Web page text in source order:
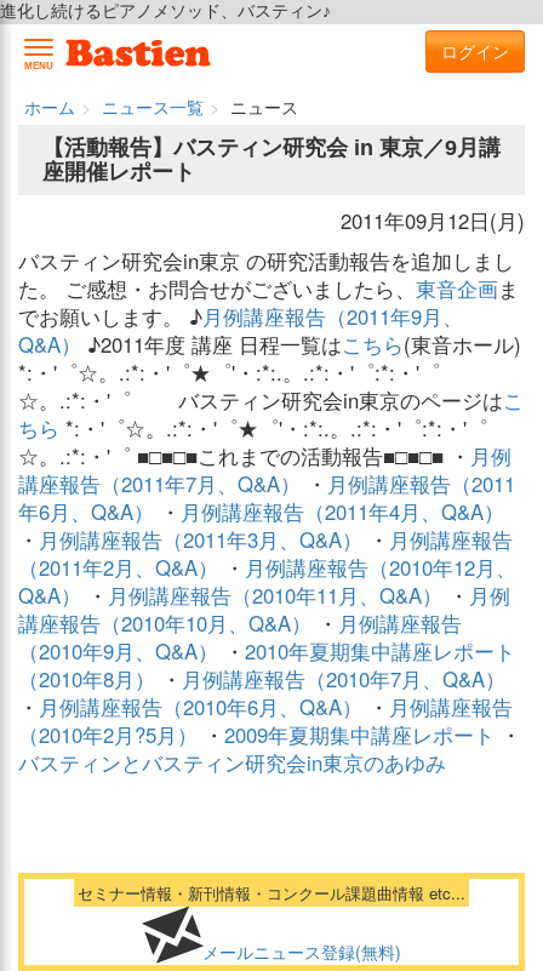
進化し続けるピアノメソッド、バスティン♪
MENU
ログイン
ホーム ニュース一覧
ニュース
【活動報告】バスティン研究会 in 東京／9月講
座開催レポート
2011年09月12日(月)
バスティン研究会in東京 の研究活動報告を追加しまし
た。 ご感想・お問合せがございましたら、 東音企画ま
でお願いします。 ♪月例講座報告（2011年9月、
Q&A）
♪2011年度 講座 日程一覧はこちら(東音ホール)
*:・'゜☆。.:*:・'゜★゜'・:*:.。.:*:・'゜:*:・'゜
☆。.:*:・'゜ バスティン研究会in東京のページはこ
ちら *:・'゜☆。.:*:・'゜★゜'・:*:.。.:*:・'゜:*:・'゜
☆。.:*:・'゜ ■□■□■これまでの活動報告■□■□■ ・ 月例
講座報告（2011年7月、Q&A）
・ 月例講座報告（2011
年6月、Q&A）
・ 月例講座報告（2011年4月、Q&A）
・ 月例講座報告（2011年3月、Q&A） ・ 月例講座報告
（2011年2月、Q&A）
・ 月例講座報告（2010年12月、
Q&A）
・ 月例講座報告（2010年11月、Q&A） ・ 月例
講座報告（2010年10月、Q&A）
・ 月例講座報告
（2010年9月、Q&A）
・ 2010年夏期集中講座レポート
（2010年8月）
・ 月例講座報告（2010年7月、Q&A）
・ 月例講座報告（2010年6月、Q&A） ・ 月例講座報告
（2010年2月?5月）
・ 2009年夏期集中講座レポート
・
バスティンとバスティン研究会in東京のあゆみ
セミナー情報・新刊情報・コンクール課題曲情報 etc...
メールニュース登録(無料)